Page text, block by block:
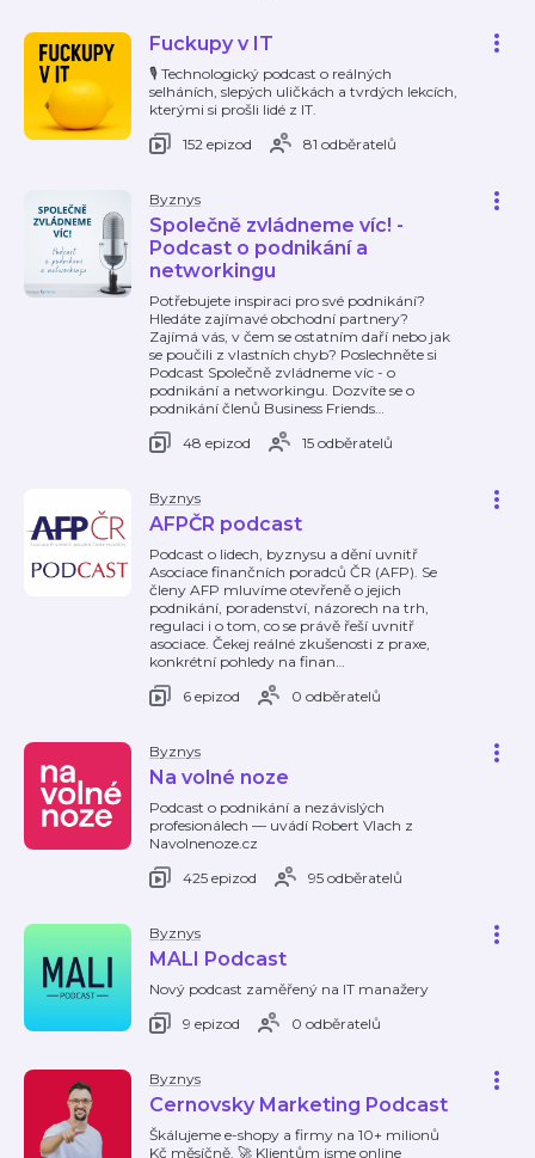
Fuckupy v IT
🎙️ Technologický podcast o reálných
selháních, slepých uličkách a tvrdých lekcích,
kterými si prošli lidé z IT.
152 epizod
81 odběratelů
Byznys
Společně zvládneme víc! -
Podcast o podnikání a
networkingu
Potřebujete inspiraci pro své podnikání?
Hledáte zajímavé obchodní partnery?
Zajímá vás, v čem se ostatním daří nebo jak
se poučili z vlastních chyb? Poslechněte si
Podcast Společně zvládneme víc - o
podnikání a networkingu. Dozvíte se o
podnikání členů Business Friends…
48 epizod
15 odběratelů
Byznys
AFPČR podcast
Podcast o lidech, byznysu a dění uvnitř
Asociace finančních poradců ČR (AFP). Se
členy AFP mluvíme otevřeně o jejich
podnikání, poradenství, názorech na trh,
regulaci i o tom, co se právě řeší uvnitř
asociace. Čekej reálné zkušenosti z praxe,
konkrétní pohledy na finan…
6 epizod
0 odběratelů
Byznys
Na volné noze
Podcast o podnikání a nezávislých
profesionálech — uvádí Robert Vlach z
Navolnenoze.cz
425 epizod
95 odběratelů
Byznys
MALI Podcast
Nový podcast zaměřený na IT manažery
9 epizod
0 odběratelů
Byznys
Cernovsky Marketing Podcast
Škálujeme e-shopy a firmy na 10+ milionů
Kč měsíčně. 🚀 Klientům jsme online